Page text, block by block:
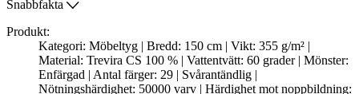
Snabbfakta
Produkt:
Kategori: Möbeltyg | Bredd: 150 cm | Vikt: 355 g/m² |
Material: Trevira CS 100 % | Vattentvätt: 60 grader | Mönster:
Enfärgad | Antal färger: 29 | Svårantändlig |
Nötningshärdighet: 50000 varv | Härdighet mot noppbildning: